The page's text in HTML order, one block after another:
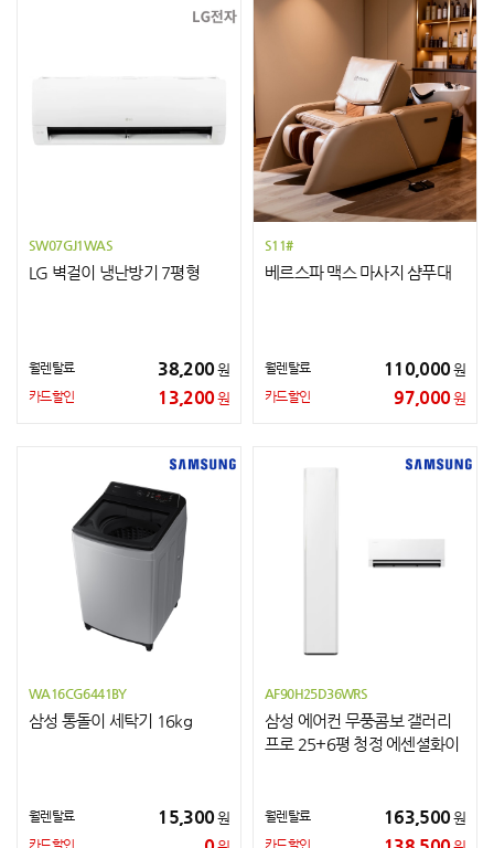
SW07GJ1WAS
LG 벽걸이 냉난방기 7평형
월렌탈료 38,200원
카드할인 13,200원
S11#
베르스파 맥스 마사지 샴푸대
월렌탈료 110,000원
카드할인 97,000원
WA16CG6441BY
삼성 통돌이 세탁기 16kg
월렌탈료 15,300원
카드할인
AF90H25D36WRS
삼성 에어컨 무풍콤보 갤러리
프로 25+6평 청정 에센셜화이
월렌탈료 163,500원
카드할인